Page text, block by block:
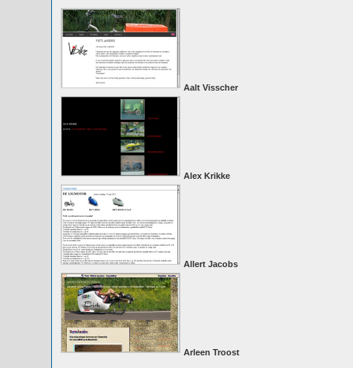
Aalt Visscher
Alex Krikke
Allert Jacobs
Arleen Troost